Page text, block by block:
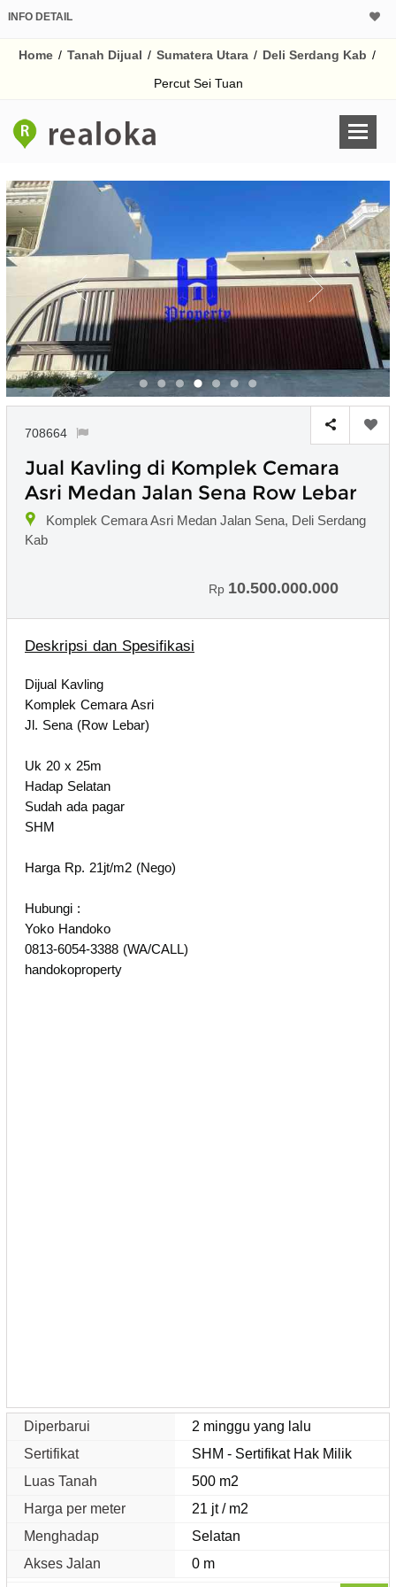
INFO DETAIL
Home / Tanah Dijual / Sumatera Utara / Deli Serdang Kab /
Percut Sei Tuan
708664
Jual Kavling di Komplek Cemara
Asri Medan Jalan Sena Row Lebar
Komplek Cemara Asri Medan Jalan Sena, Deli Serdang
Kab
Rp 10.500.000.000
Deskripsi dan Spesifikasi
Dijual Kavling
Komplek Cemara Asri
Jl. Sena (Row Lebar)
Uk 20 x 25m
Hadap Selatan
Sudah ada pagar
SHM
Harga Rp. 21jt/m2 (Nego)
Hubungi :
Yoko Handoko
0813-6054-3388 (WA/CALL)
handokoproperty
Diperbarui
2 minggu yang lalu
Sertifikat
SHM - Sertifikat Hak Milik
Luas Tanah
500 m2
Harga per meter
21 jt / m2
Menghadap
Selatan
Akses Jalan
0 m
% /th
Untuk hasil simulasi
pada kotak-
Simpan